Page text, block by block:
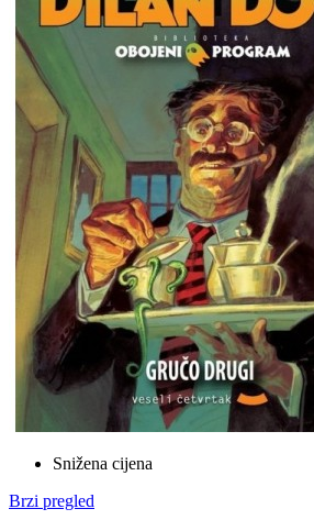
Snižena cijena
Brzi pregled